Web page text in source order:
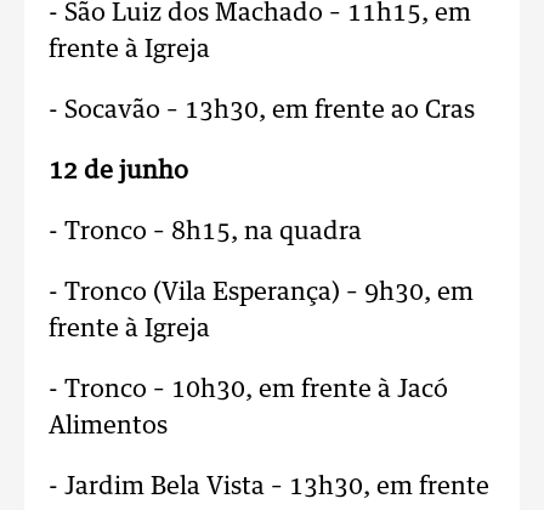
- São Luiz dos Machado – 11h15, em
frente à Igreja
- Socavão – 13h30, em frente ao Cras
12 de junho
- Tronco – 8h15, na quadra
- Tronco (Vila Esperança) – 9h30, em
frente à Igreja
- Tronco – 10h30, em frente à Jacó
Alimentos
- Jardim Bela Vista – 13h30, em frente